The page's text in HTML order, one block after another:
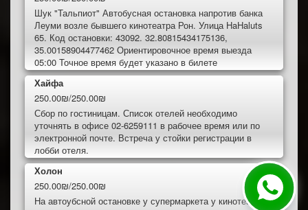
Шук "Тальпиот" Автобусная остановка напротив банка
Леуми возле бывшего кинотеатра Рон. Улица HaHaluts
65. Код остановки: 43092. 32.80815434175136,
35.00158904477462 Ориентировочное время выезда
05:00 Точное время будет указано в билете
Хайфа
250.00₪/250.00₪
Сбор по гостиницам. Список отелей необходимо
уточнять в офисе 02-6259111 в рабочее время или по
электронной почте. Встреча у стойки регистрации в
лобби отеля.
Холон
250.00₪/250.00₪
На автоубсной остановке у супермаркета у кинотеатра